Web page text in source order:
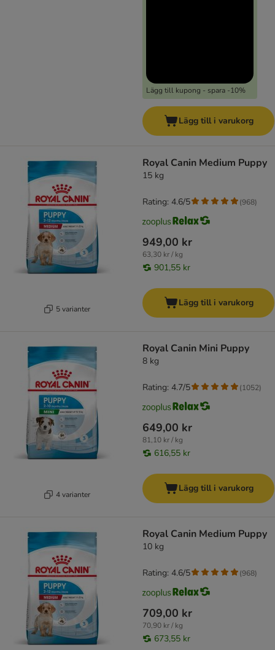
Lägg till kupong - spara -10%
Lägg till i varukorg
5 varianter
Royal Canin Medium Puppy
15 kg
949,00 kr
63,30 kr / kg
901,55 kr
Rating: 4.6/5 (968)
Lägg till i varukorg
4 varianter
Royal Canin Mini Puppy
8 kg
649,00 kr
81,10 kr / kg
616,55 kr
Rating: 4.7/5 (1052)
Lägg till i varukorg
Royal Canin Medium Puppy
10 kg
709,00 kr
70,90 kr / kg
673,55 kr
Rating: 4.6/5 (968)